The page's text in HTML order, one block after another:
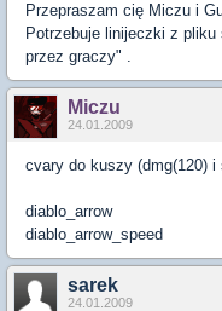
Przepraszam cię Miczu i
Potrzebuje linijeczki z
przez graczy" .
Miczu
24.01.2009
cvary do kuszy (dmg(120) i
diablo_arrow
diablo_arrow_speed
sarek
24.01.2009